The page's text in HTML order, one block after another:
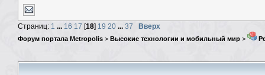
Страниц: 1 ... 16 17 [18] 19 20 ... 37 Вверх
Форум портала Metropolis > Высокие технологии и мобильный мир >